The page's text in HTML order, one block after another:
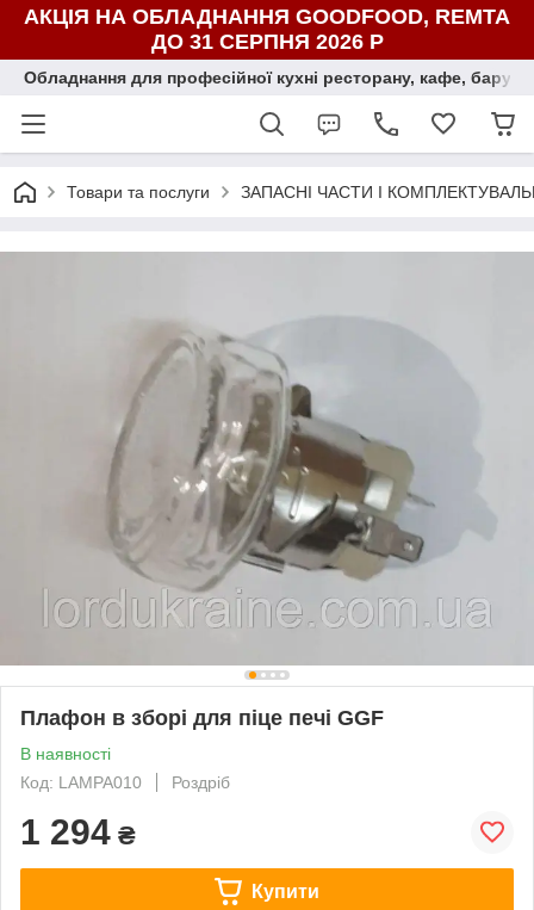
АКЦІЯ НА ОБЛАДНАННЯ GOODFOOD, REMTA
ДО 31 СЕРПНЯ 2026 Р
Обладнання для професійної кухні ресторану, кафе, бару,
Товари та послуги ЗАПАСНІ ЧАСТИ І
Плафон в зборі для піце печі GGF
В наявності
Код: LAMPA010
Роздріб
1 294 ₴
Купити